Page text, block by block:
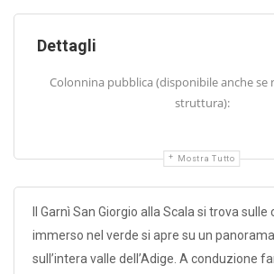
Dettagli
Colonnina pubblica (disponibile anche se
struttura):
Mostra Tutto
Il Garnì San Giorgio alla Scala si trova
immerso nel verde si apre su un
sull’intera valle dell’Adige. A conduzione